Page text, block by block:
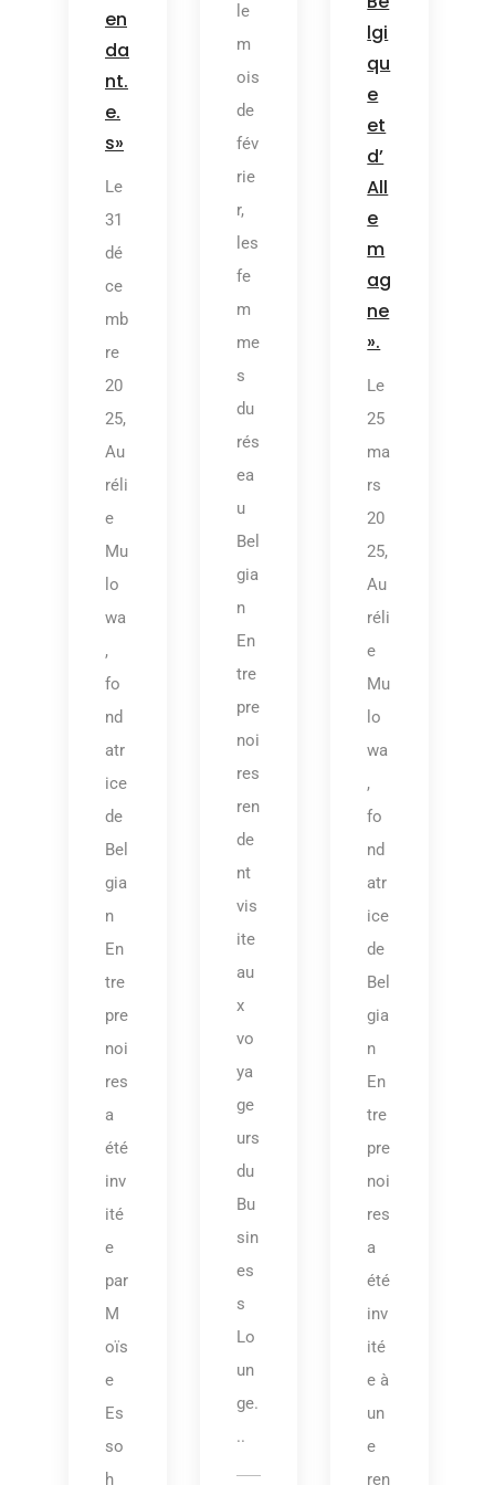
en
da
nt.
e.
s»
Le
31
dé
ce
mb
re
20
25,
Au
réli
e
Mu
lo
wa
,
fo
nd
atr
ice
de
Bel
gia
n
En
tre
pre
noi
res
a
été
inv
ité
e
par
M
oïs
e
Es
so
h
le
m
ois
de
fév
rie
r,
les
fe
m
me
s
du
rés
ea
u
Bel
gia
n
En
tre
pre
noi
res
ren
de
nt
vis
ite
au
x
vo
ya
ge
urs
du
Bu
sin
es
s
Lo
un
ge.
..
lgi
qu
e
et
d’
All
e
m
ag
ne
».
Le
25
ma
rs
20
25,
Au
réli
e
Mu
lo
wa
,
fo
nd
atr
ice
de
Bel
gia
n
En
tre
pre
noi
res
a
été
inv
ité
e à
un
e
ren